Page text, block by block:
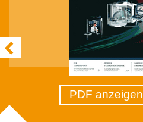
PDF anzeigen